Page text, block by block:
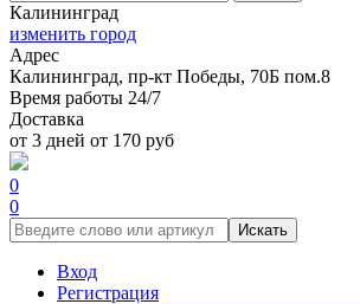
Калининград
изменить город
Адрес
Калининград, пр-кт Победы, 70Б пом.8
Время работы 24/7
Доставка
от 3 дней от 170 руб
0
0
Искать
Вход
Регистрация